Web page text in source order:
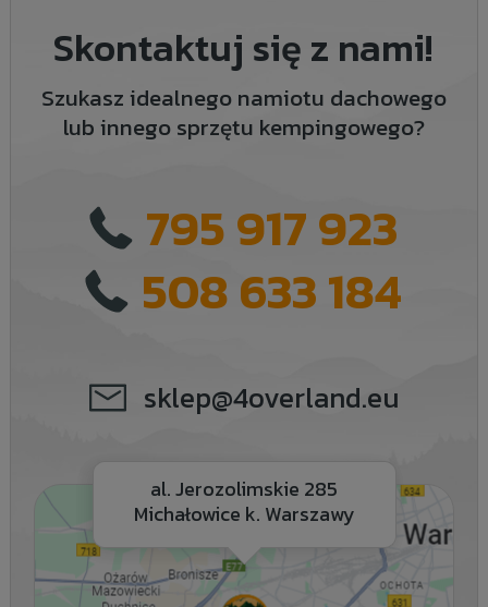
Skontaktuj się z nami!
Szukasz idealnego namiotu dachowego
lub innego sprzętu kempingowego?
795 917 923
508 633 184
sklep@4overland.eu
al. Jerozolimskie 285
Michałowice k. Warszawy